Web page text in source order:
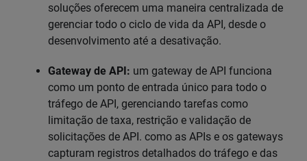
soluções oferecem uma maneira centralizada de
gerenciar todo o ciclo de vida da API, desde o
desenvolvimento até a desativação.
Gateway de API: um gateway de API funciona
como um ponto de entrada único para todo o
tráfego de API, gerenciando tarefas como
limitação de taxa, restrição e validação de
solicitações de API. como as APIs e os gateways
capturam registros detalhados do tráfego e das